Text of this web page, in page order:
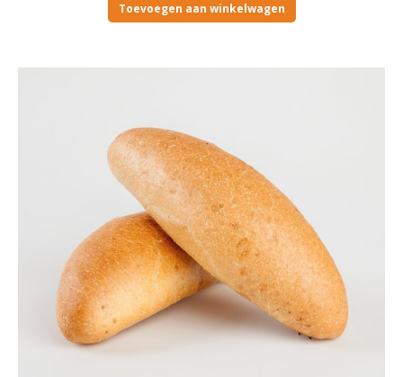
Toevoegen aan winkelwagen